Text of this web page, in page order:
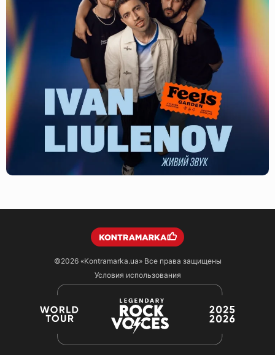
©2026 «Kontramarka.ua»Все права защищены
Условия использования